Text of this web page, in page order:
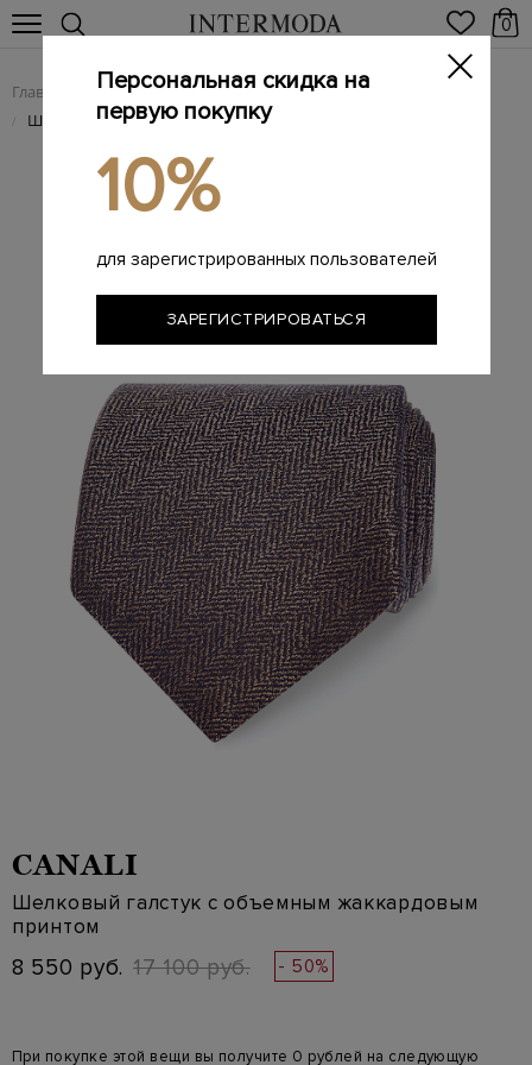
0
Главная Мужчинам / Аксессуары / Галстуки
/ Шелковый галстук с объемным жаккардовым принтом
CANALI
Шелковый галстук с объемным жаккардовым
принтом
8 550 руб. 17 100 руб. - 50%
При покупке этой вещи вы получите 0 рублей на следующую
Персональная скидка на
первую покупку
10%
для зарегистрированных пользователей
ЗАРЕГИСТРИРОВАТЬСЯ